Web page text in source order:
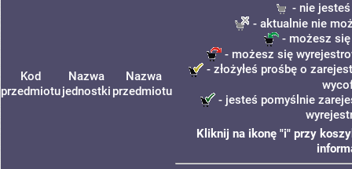
Kod
przedmiotu
Nazwa
jednostki
Nazwa
przedmiotu
- nie
- aktualnie nie
- możesz się
- możesz się
- złożyłeś prośbę o
- jesteś pomyślnie
Kliknij na ikonę "i" przy